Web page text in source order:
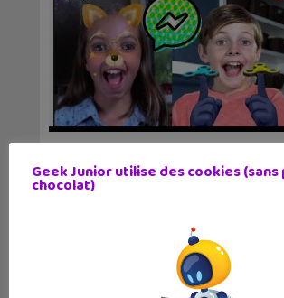
messagerie pour les enfants
4 décembre 2017
annonce l'arrivée de Messenger Kids, une
application de messagerie instantanée
Geek Junior utilise des cookies
chocolat)